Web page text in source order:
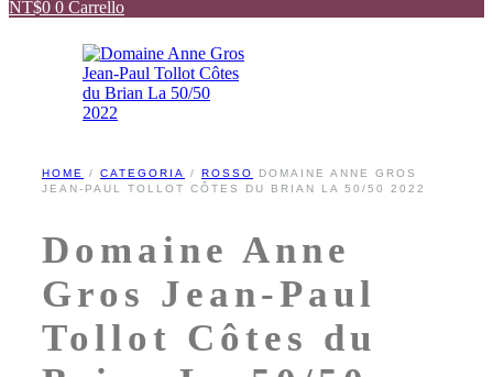
NT$0 0 Carrello
HOME / CATEGORIA / ROSSO
DOMAINE ANNE GROS
JEAN-PAUL TOLLOT CÔTES DU BRIAN LA 50/50 2022
Domaine Anne
Gros Jean-Paul
Tollot Côtes du